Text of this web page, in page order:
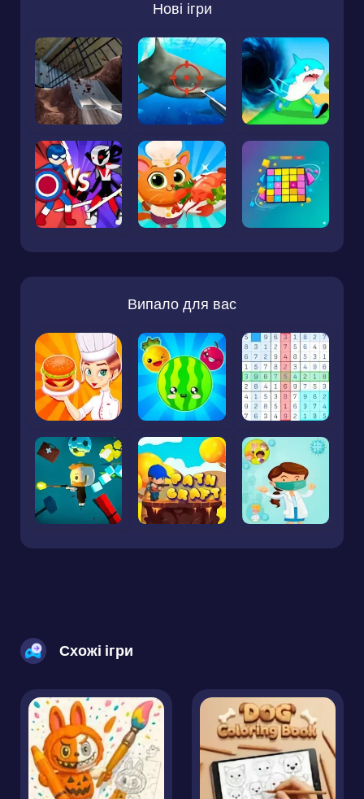
Нові ігри
Випало для вас
Схожі ігри